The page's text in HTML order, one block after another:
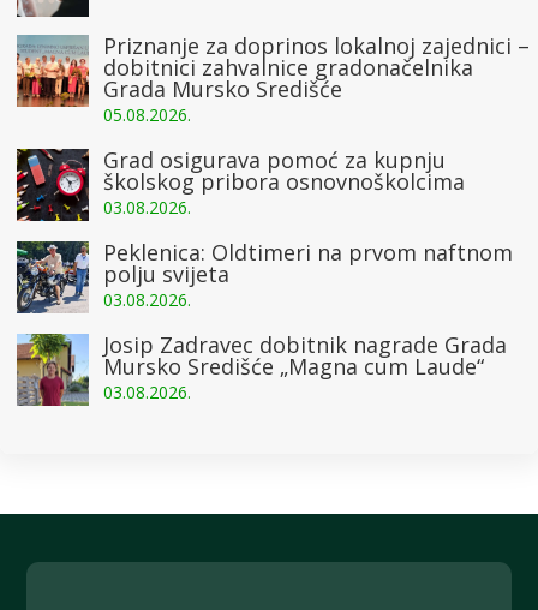
Priznanje za doprinos lokalnoj zajednici –
dobitnici zahvalnice gradonačelnika
Grada Mursko Središće
05.08.2026.
Grad osigurava pomoć za kupnju
školskog pribora osnovnoškolcima
03.08.2026.
Peklenica: Oldtimeri na prvom naftnom
polju svijeta
03.08.2026.
Josip Zadravec dobitnik nagrade Grada
Mursko Središće „Magna cum Laude“
03.08.2026.